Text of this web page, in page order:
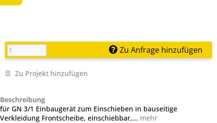
Zu Anfrage hinzufügen
Zu Projekt hinzufügen
Beschreibung
für GN 3/1 Einbaugerät zum Einschieben in bauseitige
Verkleidung Frontscheibe, einschiebbar,... mehr